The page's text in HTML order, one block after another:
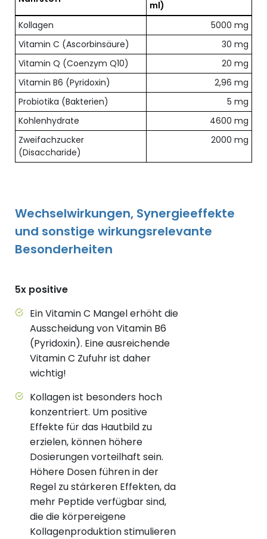
Übersicht der enthaltenen Nährstoffe pro Dosis
ml)
Kollagen
5000 mg
Vitamin C (Ascorbinsäure)
30 mg
Vitamin Q (Coenzym Q10)
20 mg
Vitamin B6 (Pyridoxin)
2,96 mg
Probiotika (Bakterien)
5 mg
Kohlenhydrate
4600 mg
Zweifachzucker
(Disaccharide)
2000 mg
Wechselwirkungen, Synergieeffekte
und sonstige wirkungsrelevante
Besonderheiten
5x positive
Ein Vitamin C Mangel erhöht die
Ausscheidung von Vitamin B6
(Pyridoxin). Eine ausreichende
Vitamin C Zufuhr ist daher
wichtig!
Kollagen ist besonders hoch
konzentriert. Um positive
Effekte für das Hautbild zu
erzielen, können höhere
Dosierungen vorteilhaft sein.
Höhere Dosen führen in der
Regel zu stärkeren Effekten, da
mehr Peptide verfügbar sind,
die die körpereigene
Kollagenproduktion stimulieren